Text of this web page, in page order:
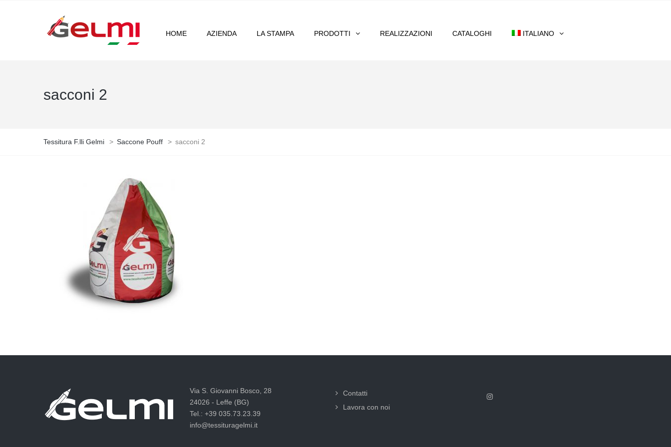
HOME AZIENDA LA STAMPA PRODOTTI REALIZZAZIONI CATALOGHI ITALIANO
sacconi 2
Tessitura F.lli Gelmi > Saccone Pouff > sacconi 2
Via S. Giovanni Bosco, 28
24026 - Leffe (BG)
Tel.: +39 035.73.23.39
info@tessituragelmi.it
Contatti
Lavora con noi